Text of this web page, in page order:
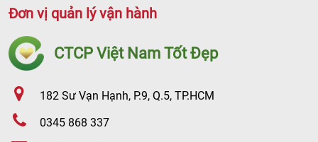
Đơn vị quản lý vận hành
CTCP Việt Nam Tốt Đẹp
182 Sư Vạn Hạnh, P.9, Q.5, TP.HCM
0345 868 337